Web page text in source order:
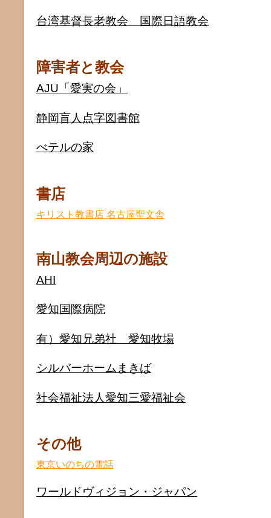
台湾基督長老教会 国際日語教会
障害者と教会
AJU「愛実の会」
静岡盲人点字図書館
べテルの家
書店
キリスト教書店 名古屋聖文舎
南山教会周辺の施設
AHI
愛知国際病院
有）愛知兄弟社 愛知牧場
シルバーホームまきば
社会福祉法人愛知三愛福祉会
その他
東京いのちの電話
ワールドヴィジョン・ジャパン